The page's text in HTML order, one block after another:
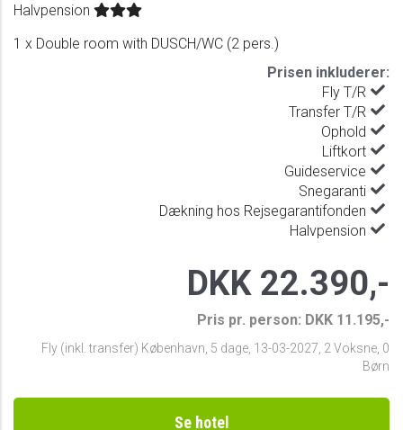
Halvpension
1 x Double room with DUSCH/WC (2 pers.)
DKK 22.390,-
Pris pr. person: DKK 11.195,-
Fly (inkl. transfer) København 5 dage 13-03-2027 2 Voksne, 0
Børn
Prisen inkluderer:
Fly T/R
Transfer T/R
Ophold
Liftkort
Guideservice
Snegaranti
Dækning hos Rejsegarantifonden
Halvpension
Se hotel